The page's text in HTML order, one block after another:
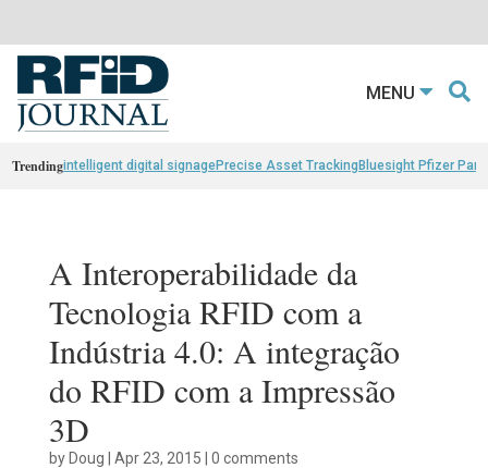
MENU
Trendingintelligent digital signagePrecise Asset TrackingBluesight Pfizer
A Interoperabilidade da
Tecnologia RFID com a
Indústria 4.0: A integração
do RFID com a Impressão
3D
byDoug | Apr 23, 2015 | 0 comments